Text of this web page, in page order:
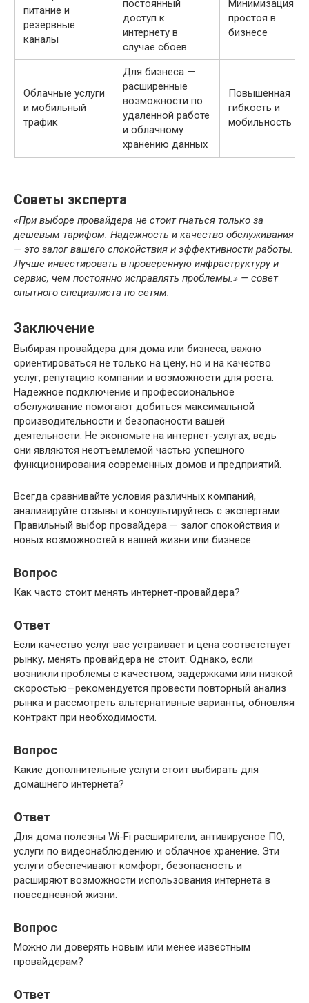
питание и
резервные
каналы
постоянный
доступ к
интернету в
случае сбоев
Минимизация
простоя в
бизнесе
Облачные услуги
и мобильный
трафик
Для бизнеса —
расширенные
возможности по
удаленной работе
и облачному
хранению данных
Повышенная
гибкость и
мобильность
Советы эксперта
«При выборе провайдера не стоит гнаться только за
дешёвым тарифом. Надежность и качество обслуживания
— это залог вашего спокойствия и эффективности работы.
Лучше инвестировать в проверенную инфраструктуру и
сервис, чем постоянно исправлять проблемы.» — совет
опытного специалиста по сетям.
Заключение
Выбирая провайдера для дома или бизнеса, важно
ориентироваться не только на цену, но и на качество
услуг, репутацию компании и возможности для роста.
Надежное подключение и профессиональное
обслуживание помогают добиться максимальной
производительности и безопасности вашей
деятельности. Не экономьте на интернет-услугах, ведь
они являются неотъемлемой частью успешного
функционирования современных домов и предприятий.
Всегда сравнивайте условия различных компаний,
анализируйте отзывы и консультируйтесь с экспертами.
Правильный выбор провайдера — залог спокойствия и
новых возможностей в вашей жизни или бизнесе.
Вопрос
Как часто стоит менять интернет-провайдера?
Ответ
Если качество услуг вас устраивает и цена соответствует
рынку, менять провайдера не стоит. Однако, если
возникли проблемы с качеством, задержками или низкой
скоростью—рекомендуется провести повторный анализ
рынка и рассмотреть альтернативные варианты, обновляя
контракт при необходимости.
Вопрос
Какие дополнительные услуги стоит выбирать для
домашнего интернета?
Ответ
Для дома полезны Wi-Fi расширители, антивирусное ПО,
услуги по видеонаблюдению и облачное хранение. Эти
услуги обеспечивают комфорт, безопасность и
расширяют возможности использования интернета в
повседневной жизни.
Вопрос
Можно ли доверять новым или менее известным
провайдерам?
Ответ